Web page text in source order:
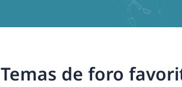
Temas de foro